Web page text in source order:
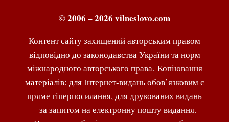
© 2006 – 2026 vilneslovo.com
Контент сайту захищений авторським правом
відповідно до законодавства України та норм
міжнародного авторського права. Копіювання
матеріалів: для Інтернет-видань обов’язковим є
пряме гіперпосилання, для друкованих видань
– за запитом на електронну пошту видання.